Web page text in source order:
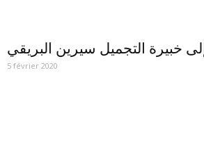
خبيرة التجميل سيرين البريقي
5 février 2020